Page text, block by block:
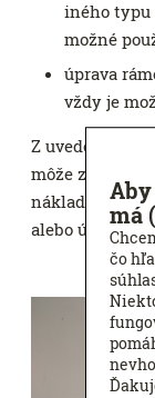
iného typu
možné
úprava
vždy je
Z uvedeného
môže
náklady na
alebo úplnemá
čo